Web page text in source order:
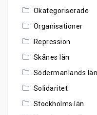
Okategoriserade
Organisationer
Repression
Skånes län
Södermanlands län
Solidaritet
Stockholms län